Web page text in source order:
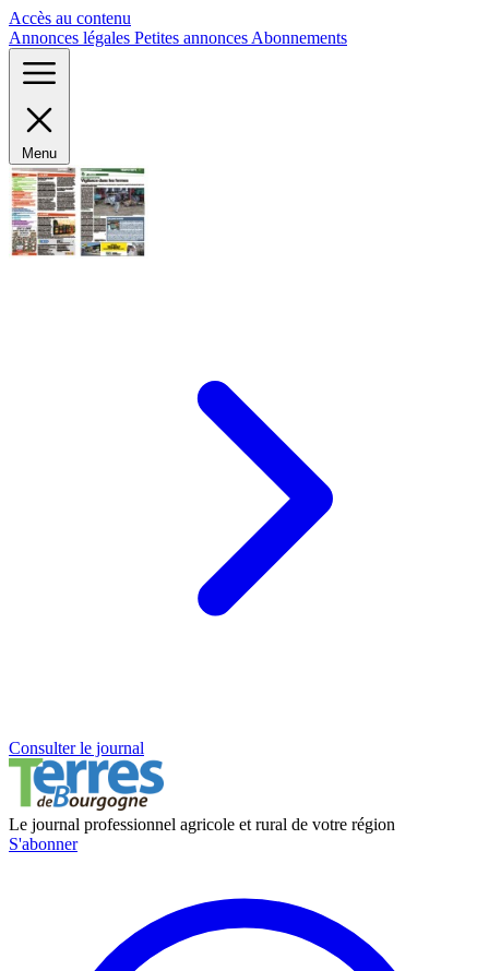
Accès au contenu
Annonces légales Petites annonces Abonnements
Menu
Consulter le journal
Le journal professionnel agricole et rural de votre région
S'abonner
Panneau de gestion des cookies